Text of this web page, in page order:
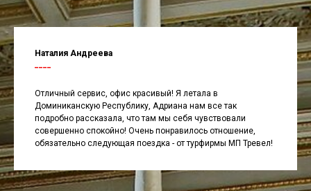
Наталия Андреева
Отличный сервис, офис красивый! Я летала в
Доминиканскую Республику, Адриана нам все так
подробно рассказала, что там мы себя чувствовали
совершенно спокойно! Очень понравилось отношение,
обязательно следующая поездка - от турфирмы МП Тревел!